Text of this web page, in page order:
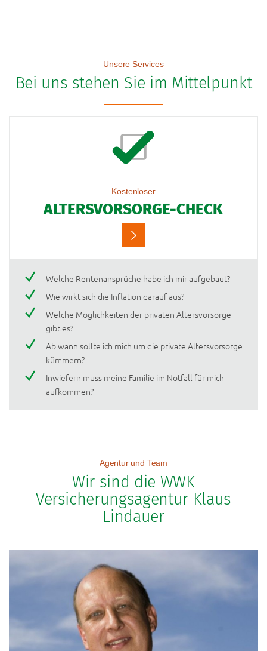
Bei uns stehen Sie im Mittelpunkt
Unsere Services
Kostenloser
ALTERSVORSORGE-CHECK
Welche Rentenansprüche habe ich mir aufgebaut?
Wie wirkt sich die Inflation darauf aus?
Welche Möglichkeiten der privaten Altersvorsorge
gibt es?
Ab wann sollte ich mich um die private Altersvorsorge
kümmern?
Inwiefern muss meine Familie im Notfall für mich
aufkommen?
Wir sind die WWK
Versicherungsagentur Klaus
Lindauer
Agentur und Team